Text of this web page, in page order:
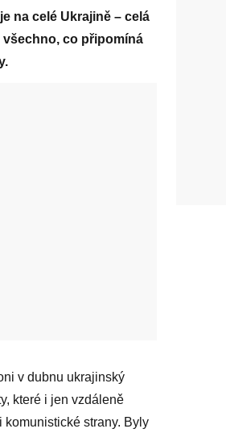
na celé Ukrajině – celá
všechno, co připomíná
v dubnu ukrajinský
které i jen vzdáleně
strany. Byly